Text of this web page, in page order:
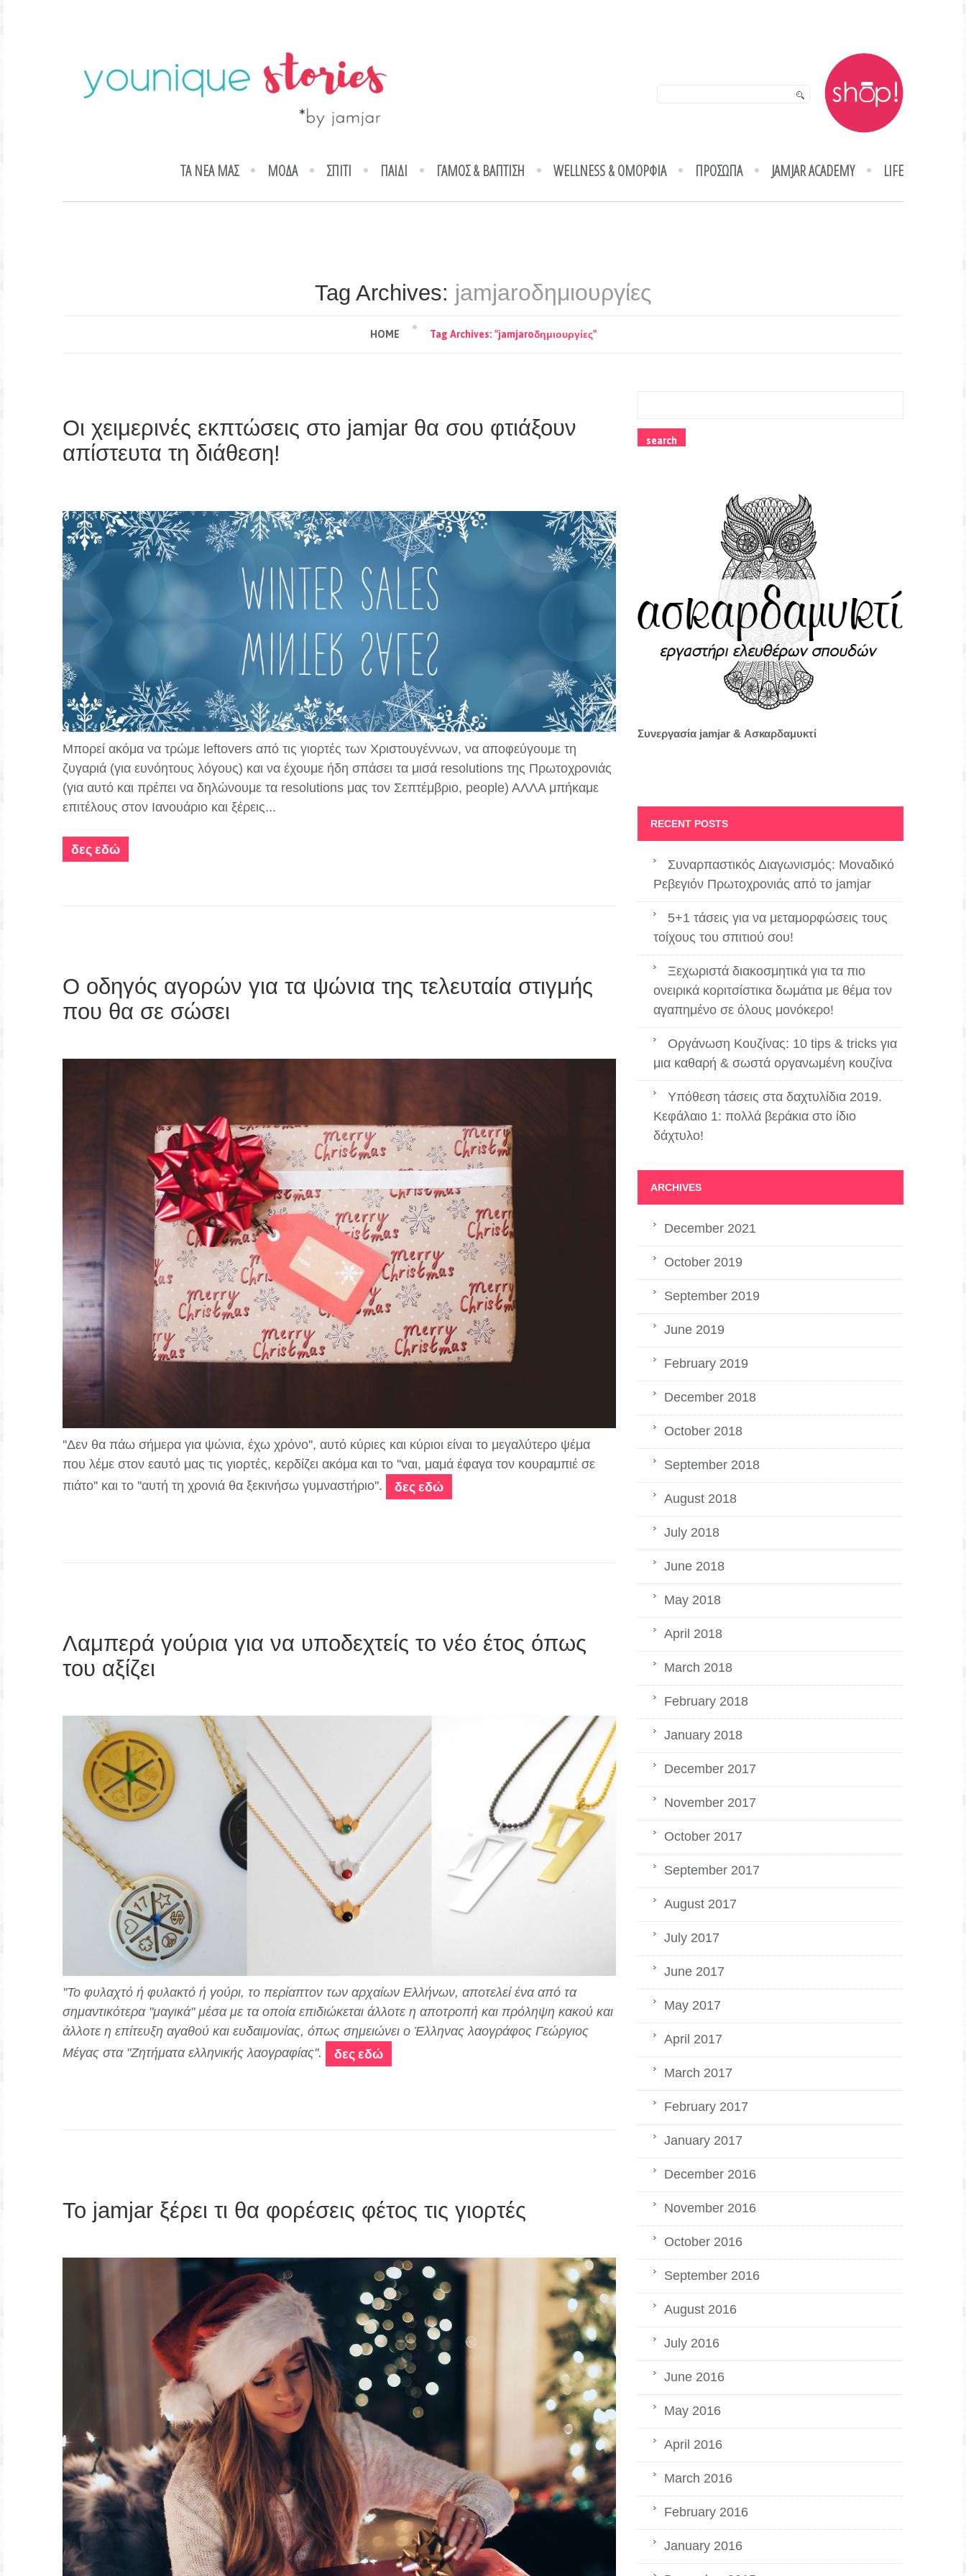
ΤΑ ΝΕΑ ΜΑΣ ΜΟΔΑ ΣΠΙΤΙ ΠΑΙΔΙ ΓΑΜΟΣ & ΒΑΠΤΙΣΗ WELLNESS & ΟΜΟΡΦΙΑ ΠΡΟΣΩΠΑ JAMJAR ACADEMY LIFE
Tag Archives: jamjaroδημιουργίες
HOME Tag Archives: "jamjaroδημιουργίες"
Οι χειμερινές εκπτώσεις στο jamjar θα σου φτιάξουν
απίστευτα τη διάθεση!
Μπορεί ακόμα να τρώμε leftovers από τις γιορτές των Χριστουγέννων, να αποφεύγουμε τη
ζυγαριά (για ευνόητους λόγους) και να έχουμε ήδη σπάσει τα μισά resolutions της Πρωτοχρονιάς
(για αυτό και πρέπει να δηλώνουμε τα resolutions μας τον Σεπτέμβριο, people) ΑΛΛΑ μπήκαμε
επιτέλους στον Ιανουάριο και ξέρεις...
δες εδώ
Ο οδηγός αγορών για τα ψώνια της τελευταία στιγμής
που θα σε σώσει
''Δεν θα πάω σήμερα για ψώνια, έχω χρόνο'', αυτό κύριες και κύριοι είναι το μεγαλύτερο ψέμα
που λέμε στον εαυτό μας τις γιορτές, κερδίζει ακόμα και το ''ναι, μαμά έφαγα τον κουραμπιέ σε
πιάτο'' και το ''αυτή τη χρονιά θα ξεκινήσω γυμναστήριο''.
δες εδώ
Λαμπερά γούρια για να υποδεχτείς το νέο έτος όπως
του αξίζει
''Το φυλαχτό ή φυλακτό ή γούρι, το περίαπτον των αρχαίων Ελλήνων, αποτελεί ένα από τα
σημαντικότερα "μαγικά" μέσα με τα οποία επιδιώκεται άλλοτε η αποτροπή και πρόληψη κακού και
άλλοτε η επίτευξη αγαθού και ευδαιμονίας, όπως σημειώνει ο Έλληνας λαογράφος Γεώργιος
Μέγας στα "Ζητήματα ελληνικής λαογραφίας''.
δες εδώ
Το jamjar ξέρει τι θα φορέσεις φέτος τις γιορτές
Συνεργασία jamjar & Ασκαρδαμυκτί
RECENT POSTS
Συναρπαστικός Διαγωνισμός: Μοναδικό
Ρεβεγιόν Πρωτοχρονιάς από το jamjar
5+1 τάσεις για να μεταμορφώσεις τους
τοίχους του σπιτιού σου!
Ξεχωριστά διακοσμητικά για τα πιο
ονειρικά κοριτσίστικα δωμάτια με θέμα τον
αγαπημένο σε όλους μονόκερο!
Οργάνωση Κουζίνας: 10 tips & tricks για
μια καθαρή & σωστά οργανωμένη κουζίνα
Υπόθεση τάσεις στα δαχτυλίδια 2019.
Κεφάλαιο 1: πολλά βεράκια στο ίδιο
δάχτυλο!
ARCHIVES
December 2021
October 2019
September 2019
June 2019
February 2019
December 2018
October 2018
September 2018
August 2018
July 2018
June 2018
May 2018
April 2018
March 2018
February 2018
January 2018
December 2017
November 2017
October 2017
September 2017
August 2017
July 2017
June 2017
May 2017
April 2017
March 2017
February 2017
January 2017
December 2016
November 2016
October 2016
September 2016
August 2016
July 2016
June 2016
May 2016
April 2016
March 2016
February 2016
January 2016